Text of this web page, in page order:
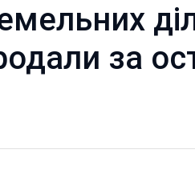
за